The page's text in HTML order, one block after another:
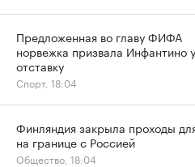
Предложенная во главу ФИФА
норвежка призвала Инфантино
отставку
Спорт, 18:04
Финляндия закрыла проходы
на границе с Россией
Общество, 18:04